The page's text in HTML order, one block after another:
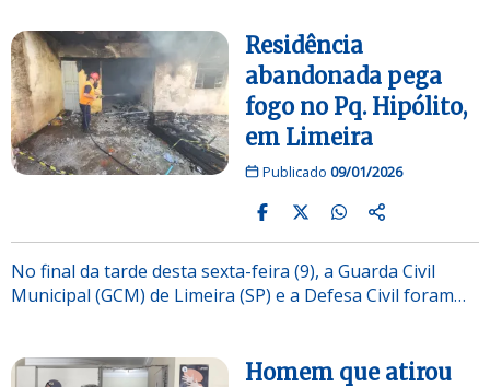
Residência
abandonada pega
fogo no Pq. Hipólito,
em Limeira
Publicado 09/01/2026
No final da tarde desta sexta-feira (9), a Guarda Civil
Municipal (GCM) de Limeira (SP) e a Defesa Civil foram…
Homem que atirou